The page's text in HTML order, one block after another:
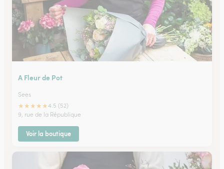
A Fleur de Pot
Sees
★★★★★4.5 (52)
9, rue de la République
Voir la boutique